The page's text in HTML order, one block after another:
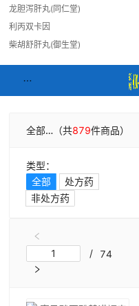
龙胆泻肝丸(同仁堂)
利丙双卡因
柴胡舒肝丸(御生堂)
全部结果： "肝病"
（共879件商品）
类型：
全部
处方药
非处方药
综合排序 销量
/ 74